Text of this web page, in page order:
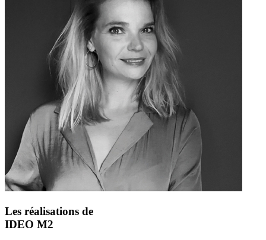
Les réalisations de
IDEO M2